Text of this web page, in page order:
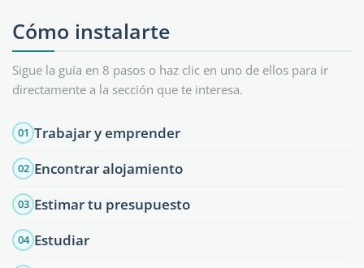
Cómo instalarte
Sigue la guía en 8 pasos o haz clic en uno de ellos para ir
directamente a la sección que te interesa.
01 Trabajar y emprender
02 Encontrar alojamiento
03 Estimar tu presupuesto
04 Estudiar